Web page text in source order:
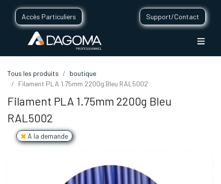
Accès Particuliers Support/Contact
Tous les produits
boutique
Filament PLA 1.75mm 2200g Bleu RAL5002
Filament PLA 1.75mm 2200g Bleu
RAL5002
A la demande